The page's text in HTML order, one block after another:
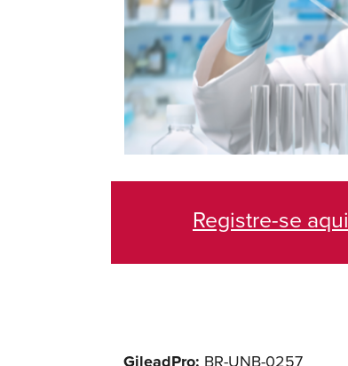
Registre-se aqui
BR-UNB-0257